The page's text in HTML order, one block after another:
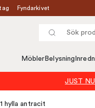
Fyndarkivet
Möbler Belysning
JUST
hylla antracit